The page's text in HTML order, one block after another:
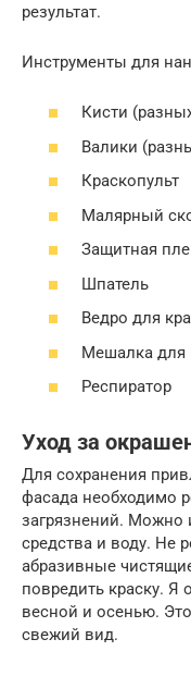
результат.
Инструменты для
Кисти
Валики
Краскопульт
Малярный
Защитная
Шпатель
Ведро для
Мешалка для
Респиратор
Уход за
Для сохранения
фасада необходимо
загрязнений. Можно
средства и воду. Не
абразивные
повредить краску.
весной и осенью.
свежий вид.